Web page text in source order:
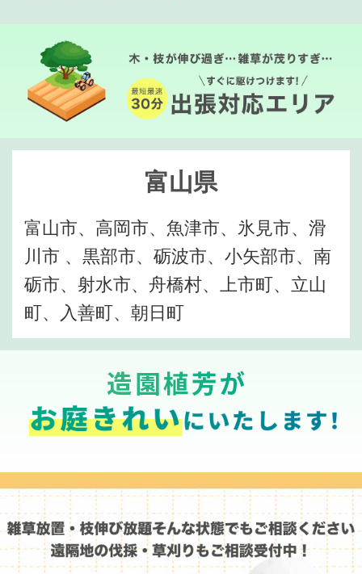
富山県
富山市、高岡市、魚津市、氷見市、滑
川市 、黒部市、砺波市、小矢部市、南
砺市、射水市、舟橋村、上市町、立山
町、入善町、朝日町
造園植芳が